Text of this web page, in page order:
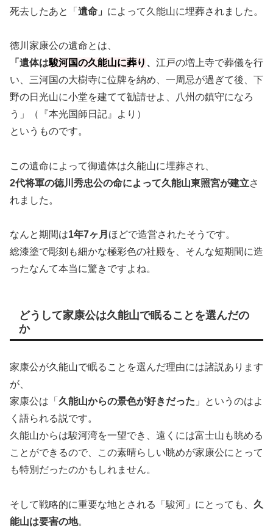
死去したあと「 遺命」 によって久能山に埋葬されました。
徳川家康公の遺命とは、
「遺体は駿河国の久能山に葬り 、 江戸の増上寺で葬儀を行
い、三河国の大樹寺に位牌を納め、一周忌が過ぎて後、下
野の日光山に小堂を建てて勧請せよ、八州の鎮守になろ
う」（『本光国師日記』より）
というものです。
この遺命によって御遺体は久能山に埋葬され、
2代将軍の徳川秀忠公の命によって久能山東照宮が建立さ
れました。
なんと期間は1年7ヶ月 ほどで造営されたそうです。
総漆塗で彫刻も細かな極彩色の社殿を、そんな短期間に造
ったなんて本当に驚きですよね。
どうして家康公は久能山で眠ることを選んだの
か
家康公が久能山で眠ることを選んだ理由には諸説あります
が、
家康公は「 久能山からの景色が好きだった 」というのはよ
く語られる説です。
久能山からは駿河湾を一望でき、遠くには富士山も眺める
ことができるので、この素晴らしい眺めが家康公にとって
も特別だったのかもしれません。
そして戦略的に重要な地とされる「駿河」にとっても、 久
能山は要害の地。